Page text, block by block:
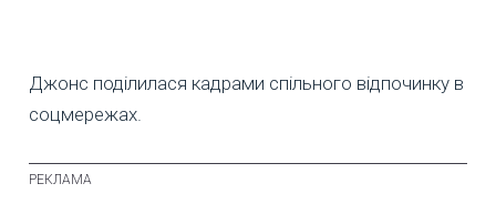
Джонс поділилася кадрами спільного відпочинку в
соцмережах.